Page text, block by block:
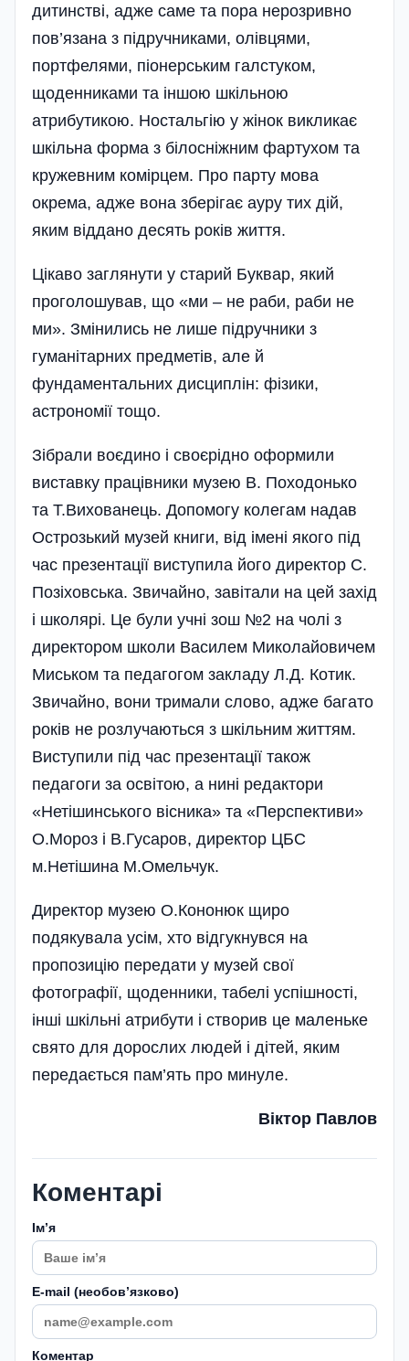
дитинстві, адже саме та пора нерозривно
пов’язана з підручниками, олівцями,
портфелями, піонерським галстуком,
щоденниками та іншою шкільною
атрибутикою. Ностальгію у жінок викликає
шкільна форма з білосніжним фартухом та
кружевним комірцем. Про парту мова
окрема, адже вона зберігає ауру тих дій,
яким віддано десять років життя.
Цікаво заглянути у старий Буквар, який
проголошував, що «ми – не раби, раби не
ми». Змінились не лише підручники з
гуманітарних предметів, але й
фундаментальних дисциплін: фізики,
астрономії тощо.
Зібрали воєдино і своєрідно оформили
виставку праці­вники музею В. Походонько
та Т.Вихованець. Допомогу колегам надав
Острозький музей книги, від імені якого під
час презентації виступила його директор С.
Позіховська. Звичайно, завітали на цей захід
і школярі. Це були учні зош №2 на чолі з
директором школи Василем Микола­йовичем
Миськом та педагогом закладу Л.Д. Котик.
Звичайно, вони тримали слово, адже багато
років не розлучаються з шкільним життям.
Виступили під час презентації також
педагоги за освітою, а нині редактори
«Нетішинського вісника» та «Перспективи»
О.Мороз і В.Гусаров, директор ЦБС
м.Нетішина М.Омельчук.
Директор музею О.Кононюк щиро
подякувала усім, хто відгукнувся на
пропозицію передати у музей свої
фотографії, щоденники, табелі успішності,
інші шкільні атрибути і створив це маленьке
свято для дорослих людей і дітей, яким
передається пам’ять про минуле.
Віктор Павлов
Коментарі
Імʼя
E-mail (необовʼязково)
Коментар